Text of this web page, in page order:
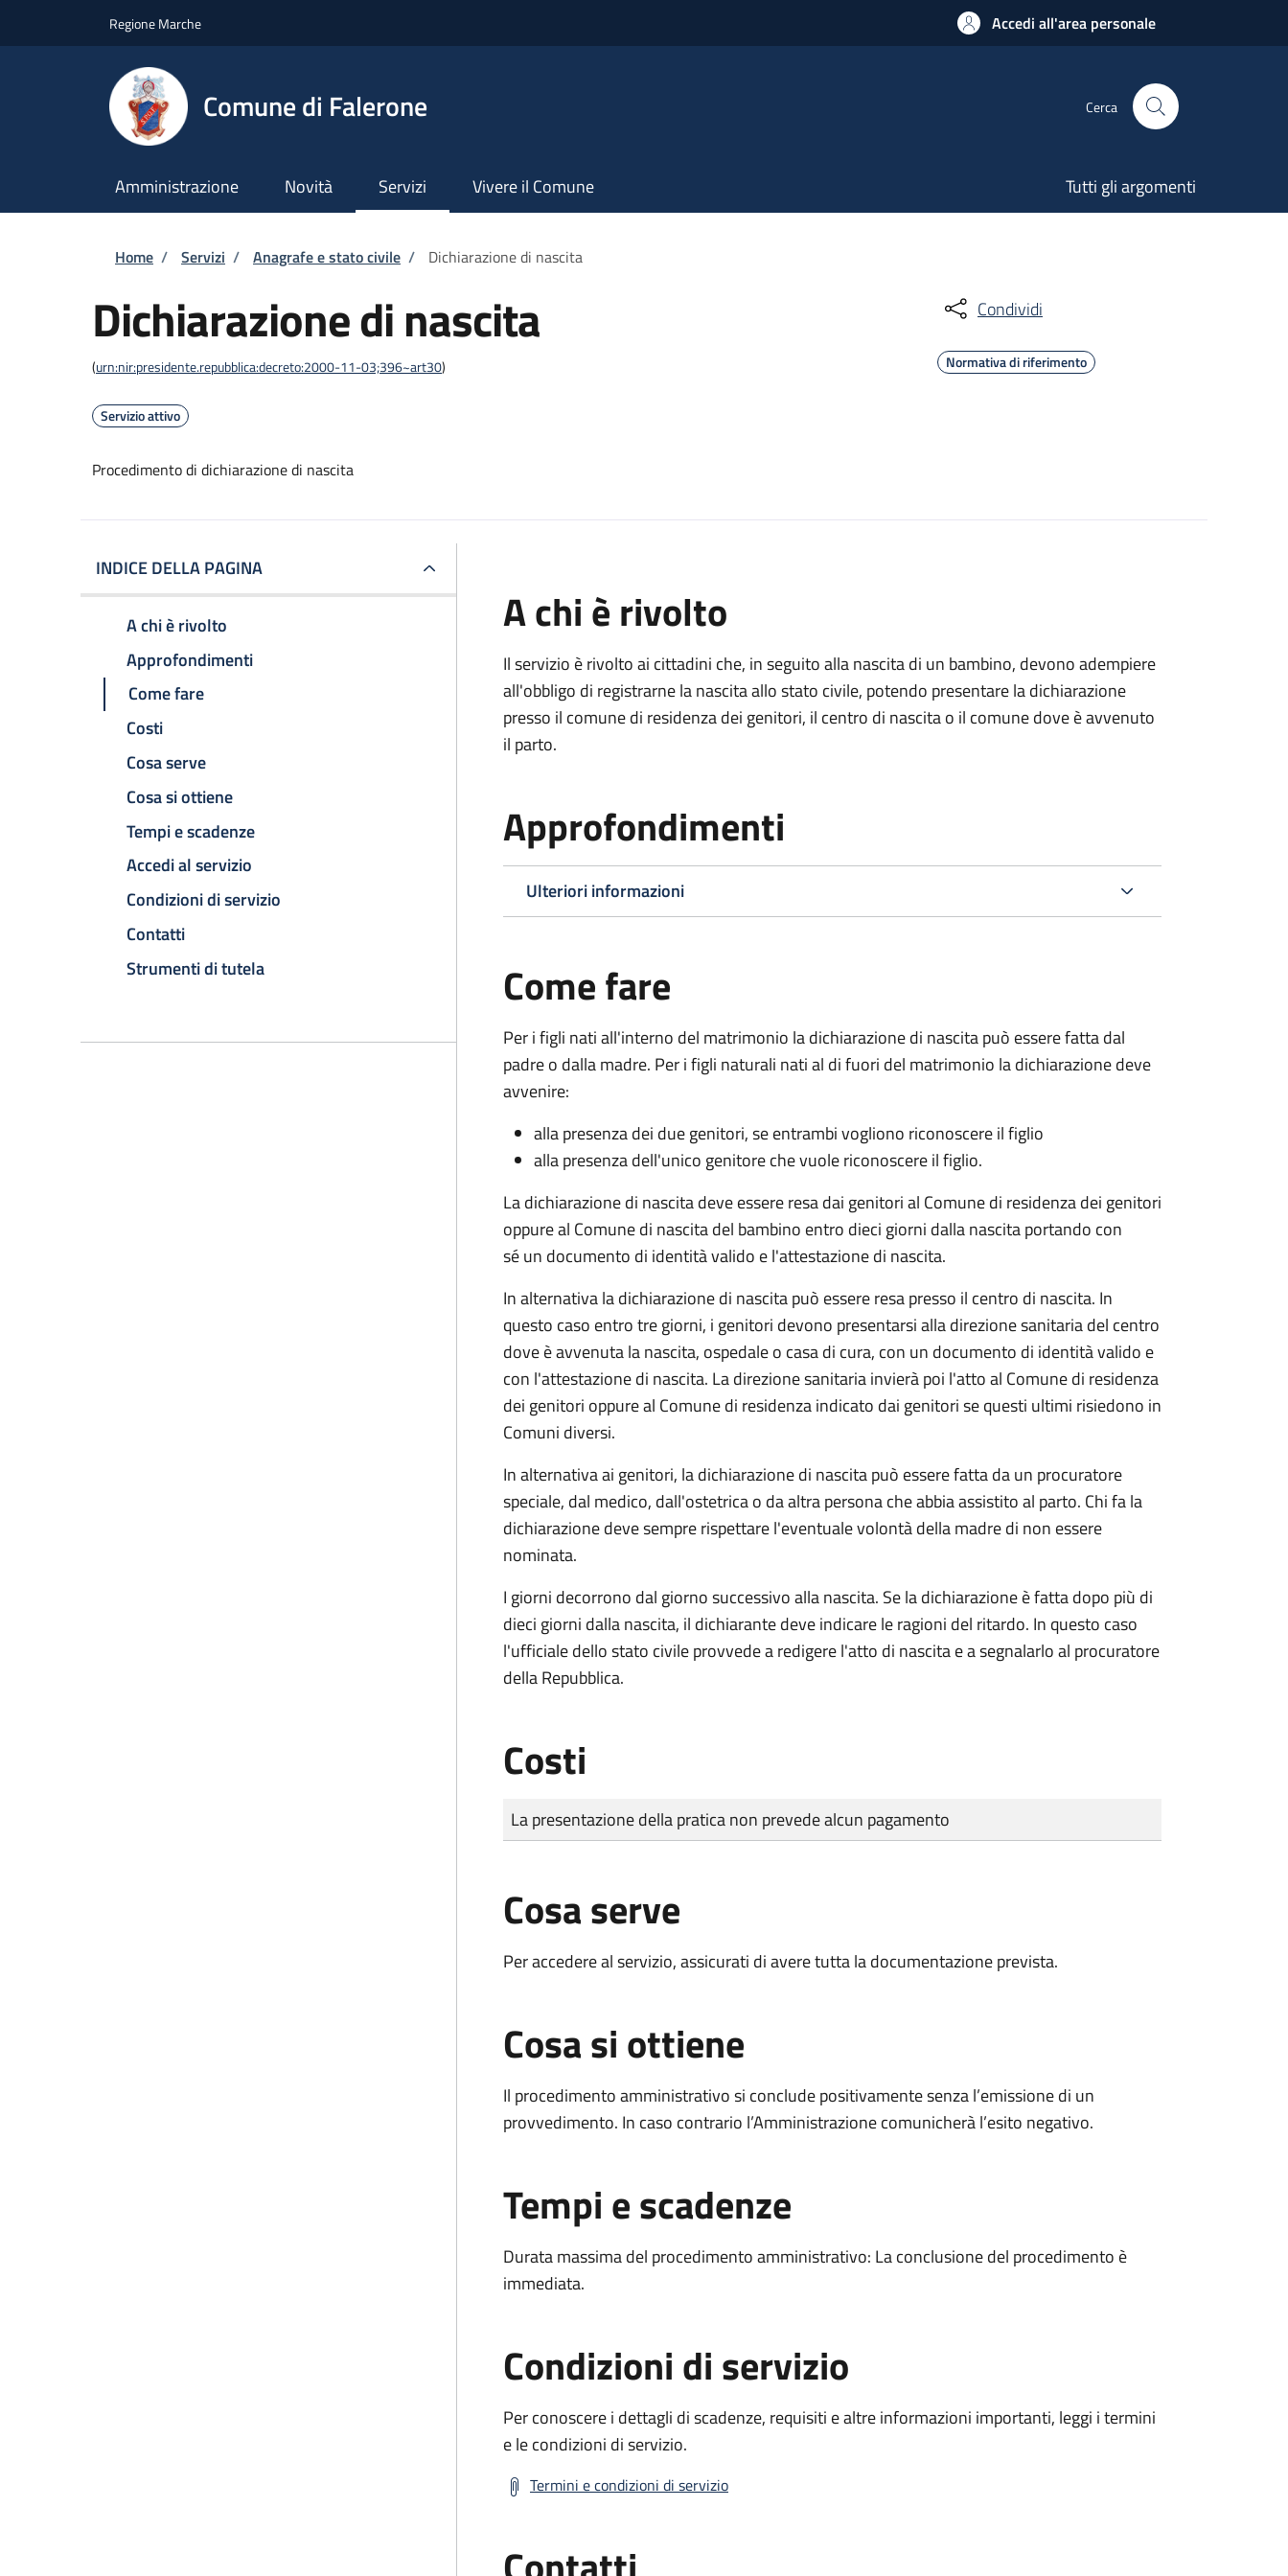
Regione Marche Accedi all'area personale
Comune di Falerone Cerca
Amministrazione Novità Servizi Vivere il Comune Tutti gli argomenti
Briciole di pane
Home / Servizi / Anagrafe e stato civile / Dichiarazione di nascita
Dichiarazione di nascita
(urn:nir:presidente.repubblica:decreto:2000-11-03;396~art30)
Servizio attivo
Procedimento di dichiarazione di nascita
Condividi
Normativa di riferimento
INDICE DELLA PAGINA
A chi è rivolto
Approfondimenti
Come fare
Costi
Cosa serve
Cosa si ottiene
Tempi e scadenze
Accedi al servizio
Condizioni di servizio
Contatti
Strumenti di tutela
A chi è rivolto
Il servizio è rivolto ai cittadini che, in seguito alla nascita di un bambino, devono adempiere
all'obbligo di registrarne la nascita allo stato civile, potendo presentare la dichiarazione
presso il comune di residenza dei genitori, il centro di nascita o il comune dove è avvenuto
il parto.
Approfondimenti
Ulteriori informazioni
Come fare
Per i figli nati all'interno del matrimonio la dichiarazione di nascita può essere fatta dal
padre o dalla madre. Per i figli naturali nati al di fuori del matrimonio la dichiarazione deve
avvenire:
alla presenza dei due genitori, se entrambi vogliono riconoscere il figlio
alla presenza dell'unico genitore che vuole riconoscere il figlio.
La dichiarazione di nascita deve essere resa dai genitori al Comune di residenza dei genitori
oppure al Comune di nascita del bambino entro dieci giorni dalla nascita portando con
sé un documento di identità valido e l'attestazione di nascita.
In alternativa la dichiarazione di nascita può essere resa presso il centro di nascita. In
questo caso entro tre giorni, i genitori devono presentarsi alla direzione sanitaria del centro
dove è avvenuta la nascita, ospedale o casa di cura, con un documento di identità valido e
con l'attestazione di nascita. La direzione sanitaria invierà poi l'atto al Comune di residenza
dei genitori oppure al Comune di residenza indicato dai genitori se questi ultimi risiedono in
Comuni diversi.
In alternativa ai genitori, la dichiarazione di nascita può essere fatta da un procuratore
speciale, dal medico, dall'ostetrica o da altra persona che abbia assistito al parto. Chi fa la
dichiarazione deve sempre rispettare l'eventuale volontà della madre di non essere
nominata.
I giorni decorrono dal giorno successivo alla nascita. Se la dichiarazione è fatta dopo più di
dieci giorni dalla nascita, il dichiarante deve indicare le ragioni del ritardo. In questo caso
l'ufficiale dello stato civile provvede a redigere l'atto di nascita e a segnalarlo al procuratore
della Repubblica.
Costi
Tipo di pagamento
Importo
La presentazione della pratica non prevede alcun pagamento
Cosa serve
Per accedere al servizio, assicurati di avere tutta la documentazione prevista.
Cosa si ottiene
Il procedimento amministrativo si conclude positivamente senza l’emissione di un
provvedimento. In caso contrario l’Amministrazione comunicherà l’esito negativo.
Tempi e scadenze
Durata massima del procedimento amministrativo: La conclusione del procedimento è
immediata.
Condizioni di servizio
Per conoscere i dettagli di scadenze, requisiti e altre informazioni importanti, leggi i termini
e le condizioni di servizio.
Termini e condizioni di servizio